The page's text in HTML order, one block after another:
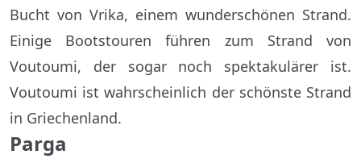
Bucht von Vrika, einem wunderschönen Strand.
Einige Bootstouren führen zum Strand von
Voutoumi, der sogar noch spektakulärer ist.
Voutoumi ist wahrscheinlich der schönste Strand
in Griechenland.
Parga